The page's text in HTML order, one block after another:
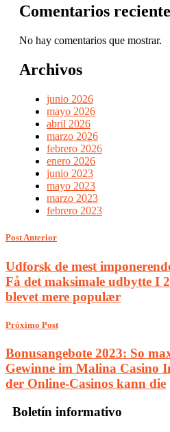
Comentarios
No hay comentarios que mostrar.
Archivos
junio 2026
mayo 2026
abril 2026
marzo 2026
febrero 2026
enero 2026
junio 2023
mayo 2023
marzo 2023
febrero 2023
Post Anterior
Udforsk de mest
Få det maksimale udbytte I
blevet mere populær
Próximo Post
Bonusangebote 2023: So
Gewinne im Malina Casino
der Online-Casinos kann die
Boletín informativo